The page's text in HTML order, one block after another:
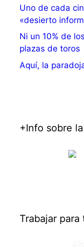
Uno de cada
«desierto
Ni un 10% de
plazas de toros
Aquí, la
+Info sobre
Trabajar para